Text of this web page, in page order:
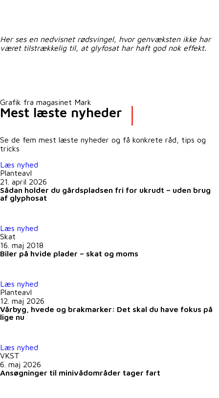
Her ses en nedvisnet rødsvingel, hvor genvæksten ikke har
været tilstrækkelig til, at glyfosat har haft god nok effekt.
Grafik fra magasinet Mark
Mest læste nyheder
Se de fem mest læste nyheder og få konkrete råd, tips og
tricks
Læs nyhed
Planteavl
21. april 2026
Sådan holder du gårdspladsen fri for ukrudt – uden brug
af glyphosat
Læs nyhed
Skat
16. maj 2018
Biler på hvide plader – skat og moms
Læs nyhed
Planteavl
12. maj 2026
Vårbyg, hvede og brakmarker: Det skal du have fokus på
lige nu
Læs nyhed
VKST
6. maj 2026
Ansøgninger til minivådområder tager fart